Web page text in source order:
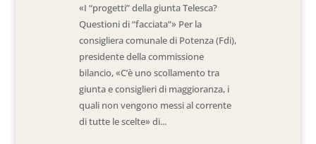
«I “progetti” della giunta Telesca?
Questioni di “facciata”» Per la
consigliera comunale di Potenza (Fdi),
presidente della commissione
bilancio, «C’è uno scollamento tra
giunta e consiglieri di maggioranza, i
quali non vengono messi al corrente
di tutte le scelte» di...